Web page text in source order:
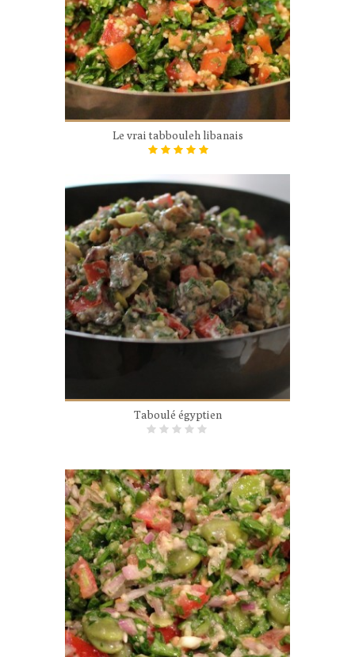
Le vrai tabbouleh libanais
Taboulé égyptien